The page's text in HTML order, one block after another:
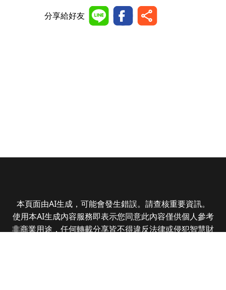
分享給好友
本頁面由AI生成，可能會發生錯誤。請查核重要資訊。
使用本AI生成內容服務即表示您同意此內容僅供個人參考
非商業用途，任何轉載分享皆不得違反法律或侵犯智慧財